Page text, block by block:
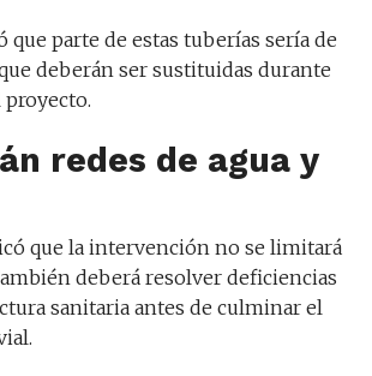
que parte de estas tuberías sería de
deberán ser sustituidas durante
redes de agua y
que la intervención no se limitará
deberá resolver deficiencias
sanitaria antes de culminar el